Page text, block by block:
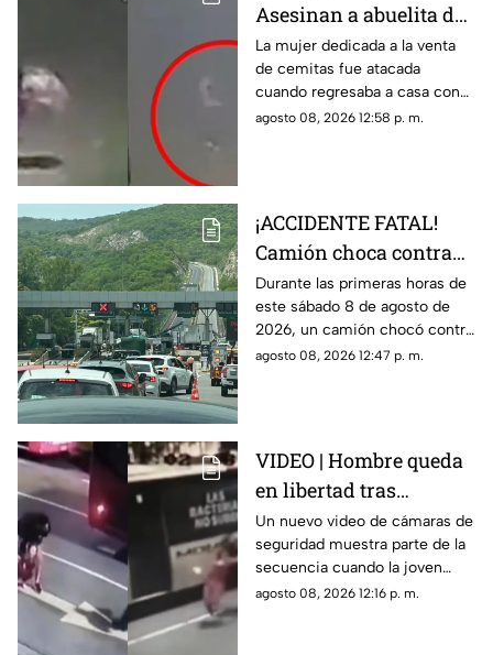
Asesinan a abuelita de
82 años por robarle 90
pesos; caso de doña
Dominga conmociona
al país
La mujer dedicada a la venta
de cemitas fue atacada
cuando regresaba a casa con
el dinero de sus ventas.
agosto 08, 2026 12:58 p. m.
¡ACCIDENTE FATAL!
Camión choca contra
cabina de plaza de
cobro en la Autopista
del Sol HOY
Durante las primeras horas de
este sábado 8 de agosto de
2026, un camión chocó contra
una cabina de una plaza de
agosto 08, 2026 12:47 p. m.
VIDEO | Hombre queda
en libertad tras
mantener cautiva a
joven; difunden
momento en que
víctima escapa
Un nuevo video de cámaras de
seguridad muestra parte de la
secuencia cuando la joven
corre semidesnuda por la calle
agosto 08, 2026 12:16 p. m.